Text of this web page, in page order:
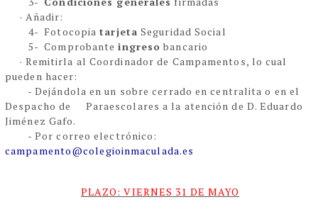
· Añadir:
4- Fotocopiatarjeta Seguridad Social
5- Comprobanteingreso bancario
· Remitirla al Coordinador de Campamentos, lo cual
pueden hacer:
-Dejándola en un sobre cerrado en centralita o en el
Despacho de Paraescolares a la atención de D. Eduardo
Jiménez Gafo.
-Por correo electrónico:
campamento@colegioinmaculada.es
PLAZO: VIERNES 31 DE MAYO